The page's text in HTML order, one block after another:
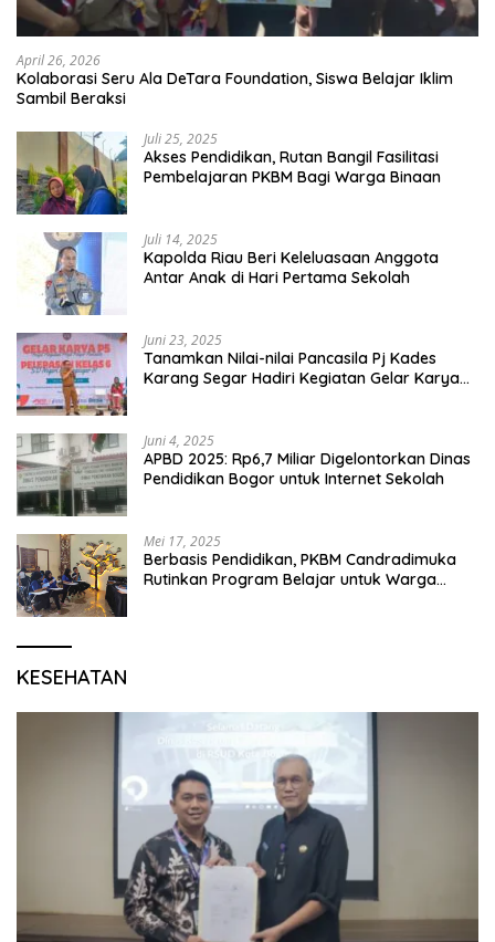
April 26, 2026
Kolaborasi Seru Ala DeTara Foundation, Siswa Belajar Iklim
Sambil Beraksi
Juli 25, 2025
Akses Pendidikan, Rutan Bangil Fasilitasi
Pembelajaran PKBM Bagi Warga Binaan
Juli 14, 2025
Kapolda Riau Beri Keleluasaan Anggota
Antar Anak di Hari Pertama Sekolah
Juni 23, 2025
Tanamkan Nilai-nilai Pancasila Pj Kades
Karang Segar Hadiri Kegiatan Gelar Karya
Juni 4, 2025
APBD 2025: Rp6,7 Miliar Digelontorkan Dinas
Pendidikan Bogor untuk Internet Sekolah
Mei 17, 2025
Berbasis Pendidikan, PKBM Candradimuka
Rutinkan Program Belajar untuk Warga
KESEHATAN